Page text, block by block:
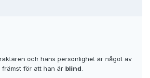
och hans personlighet är något av
främst för att han är blind.